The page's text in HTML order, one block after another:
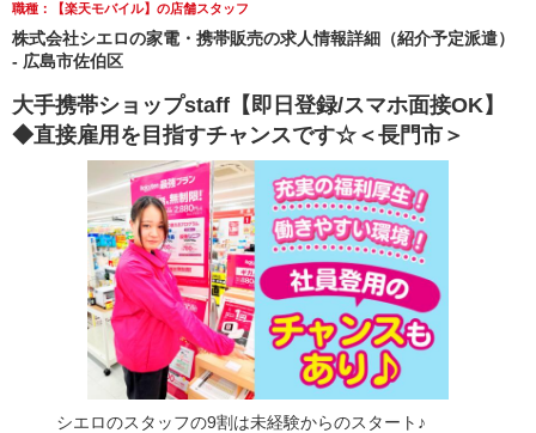
職種：【楽天モバイル】の店舗スタッフ
株式会社シエロの家電・携帯販売の求人情報詳細（紹介予定派遣）
- 広島市佐伯区
大手携帯ショップstaff【即日登録/スマホ面接OK】
◆直接雇用を目指すチャンスです☆＜長門市＞
シエロのスタッフの9割は未経験からのスタート♪